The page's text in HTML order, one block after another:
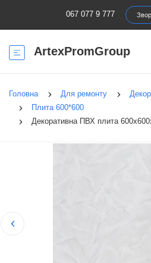
067 077 9 777
ArtexPromGroup
Головна Для ремонту
Плита 600*600
Декоративна ПВХ плита